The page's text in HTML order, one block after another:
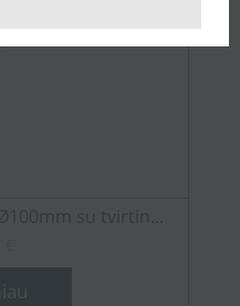
su tvirtin...